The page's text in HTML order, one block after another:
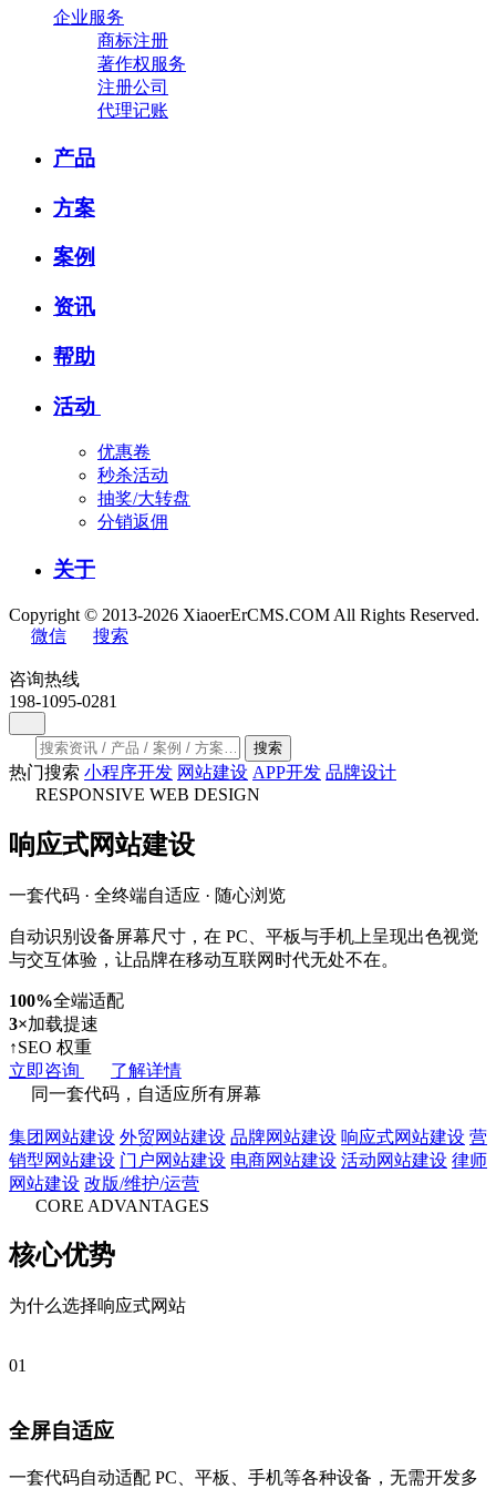
企业服务
商标注册
著作权服务
注册公司
代理记账
产品
方案
案例
资讯
帮助
活动
优惠卷
秒杀活动
抽奖/大转盘
分销返佣
关于
Copyright © 2013-2026 XiaoerErCMS.COM All Rights Reserved.
微信
搜索
咨询热线
198-1095-0281
搜索
热门搜索 小程序开发 网站建设 APP开发 品牌设计
RESPONSIVE WEB DESIGN
响应式网站建设
一套代码 · 全终端自适应 · 随心浏览
自动识别设备屏幕尺寸，在 PC、平板与手机上呈现出色视觉
与交互体验，让品牌在移动互联网时代无处不在。
100%全端适配
3×加载提速
↑SEO 权重
立即咨询
了解详情
同一套代码，自适应所有屏幕
集团网站建设 外贸网站建设 品牌网站建设 响应式网站建设 营
销型网站建设 门户网站建设 电商网站建设 活动网站建设 律师
网站建设 改版/维护/运营
CORE ADVANTAGES
核心优势
为什么选择响应式网站
01
全屏自适应
一套代码自动适配 PC、平板、手机等各种设备，无需开发多